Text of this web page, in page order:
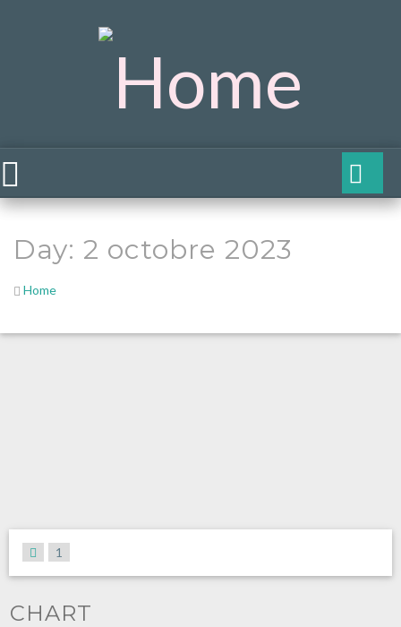
Day: 2 octobre 2023
Home
1
CHART